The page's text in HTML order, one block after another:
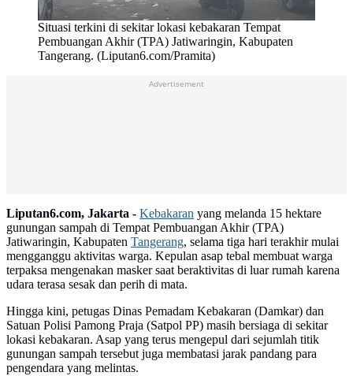
Situasi terkini di sekitar lokasi kebakaran Tempat
Pembuangan Akhir (TPA) Jatiwaringin, Kabupaten
Tangerang. (Liputan6.com/Pramita)
Advertisement
Liputan6.com, Jakarta - Kebakaran yang melanda 15 hektare
gunungan sampah di Tempat Pembuangan Akhir (TPA)
Jatiwaringin, Kabupaten Tangerang, selama tiga hari terakhir mulai
mengganggu aktivitas warga. Kepulan asap tebal membuat warga
terpaksa mengenakan masker saat beraktivitas di luar rumah karena
udara terasa sesak dan perih di mata.
Hingga kini, petugas Dinas Pemadam Kebakaran (Damkar) dan
Satuan Polisi Pamong Praja (Satpol PP) masih bersiaga di sekitar
lokasi kebakaran. Asap yang terus mengepul dari sejumlah titik
gunungan sampah tersebut juga membatasi jarak pandang para
pengendara yang melintas.